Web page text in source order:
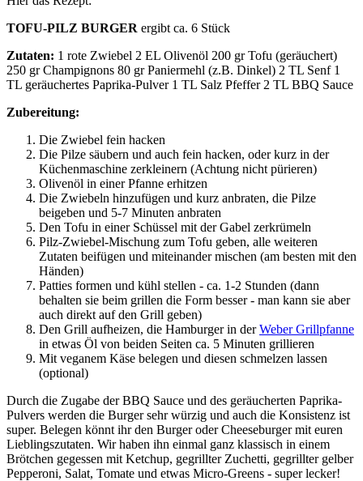
TOFU-PILZ BURGER ergibt ca. 6 Stück
Zutaten: 1 rote Zwiebel 2 EL Olivenöl 200 gr Tofu (geräuchert)
250 gr Champignons 80 gr Paniermehl (z.B. Dinkel) 2 TL Senf 1
TL geräuchertes Paprika-Pulver 1 TL Salz Pfeffer 2 TL BBQ Sauce
Zubereitung:
Die Zwiebel fein hacken
Die Pilze säubern und auch fein hacken, oder kurz in der
Küchenmaschine zerkleinern (Achtung nicht pürieren)
Olivenöl in einer Pfanne erhitzen
Die Zwiebeln hinzufügen und kurz anbraten, die Pilze
beigeben und 5-7 Minuten anbraten
Den Tofu in einer Schüssel mit der Gabel zerkrümeln
Pilz-Zwiebel-Mischung zum Tofu geben, alle weiteren
Zutaten beifügen und miteinander mischen (am besten mit den
Händen)
Patties formen und kühl stellen - ca. 1-2 Stunden (dann
behalten sie beim grillen die Form besser - man kann sie aber
auch direkt auf den Grill geben)
Den Grill aufheizen, die Hamburger in derWeber Grillpfanne
in etwas Öl von beiden Seiten ca. 5 Minuten grillieren
Mit veganem Käse belegen und diesen schmelzen lassen
(optional)
Durch die Zugabe der BBQ Sauce und des geräucherten Paprika-
Pulvers werden die Burger sehr würzig und auch die Konsistenz ist
super. Belegen könnt ihr den Burger oder Cheeseburger mit euren
Lieblingszutaten. Wir haben ihn einmal ganz klassisch in einem
Brötchen gegessen mit Ketchup, gegrillter Zuchetti, gegrillter gelber
Pepperoni, Salat, Tomate und etwas Micro-Greens - super lecker!